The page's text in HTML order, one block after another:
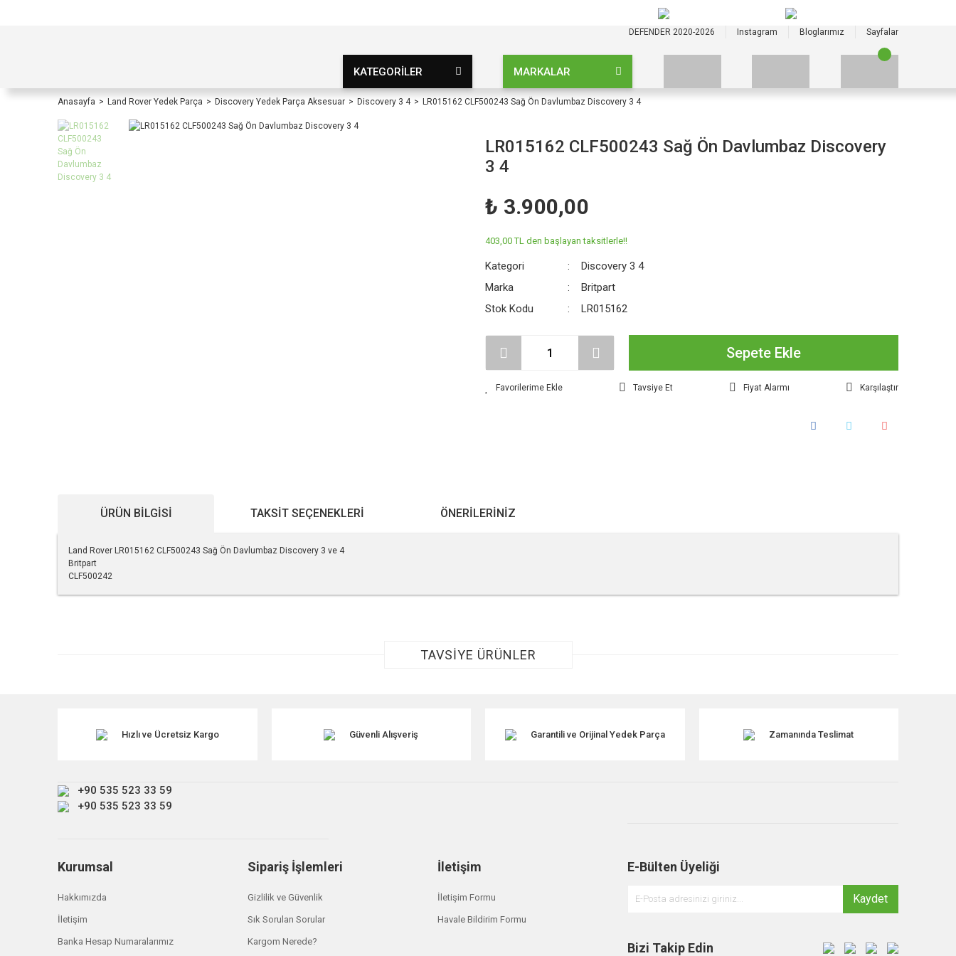
DEFENDER 2020-2026 Instagram Bloglarımız Sayfalar
KATEGORİLER MARKALAR
Anasayfa Land Rover Yedek Parça Discovery Yedek Parça Aksesuar Discovery 3 4 LR015162 CLF500243 Sağ Ön Davlumbaz Discovery 3 4
LR015162 CLF500243 Sağ Ön Davlumbaz Discovery
3 4
₺ 3.900,00
403,00 TL den başlayan taksitlerle!!
Kategori
Discovery 3 4
Marka
Britpart
Stok Kodu
LR015162
Sepete Ekle
Tavsiye Et Fiyat Alarmı Karşılaştır
ÜRÜN BILGISI TAKSIT SEÇENEKLERI ÖNERILERINIZ
Land Rover LR015162 CLF500243 Sağ Ön Davlumbaz Discovery 3 ve 4
Britpart
CLF500242
Bu ürüne benzer farklı alternatifler olmalı.
TAVSİYE ÜRÜNLER
Britpart
CLF500253 Sol Ön Davlumbaz Discovery 3 4
Hızlı ve Ücretsiz Kargo Güvenli Alışveriş Garantili ve Orijinal Yedek Parça Zamanında Teslimat
+90 535 523 33 59
+90 535 523 33 59
Kurumsal
Hakkımızda
İletişim
Banka Hesap Numaralarımız
Sipariş İşlemleri
Gizlilik ve Güvenlik
Sık Sorulan Sorular
Kargom Nerede?
İletişim
İletişim Formu
Havale Bildirim Formu
E-Bülten Üyeliği
Kaydet
Bizi Takip Edin